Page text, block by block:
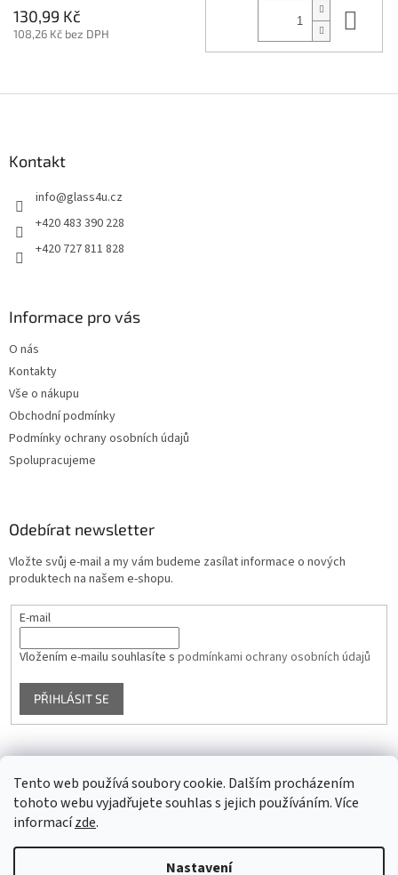
Tento web používá soubory cookie. Dalším procházením
tohoto webu vyjadřujete souhlas s jejich používáním. Více
informacízde.
Nastavení
130,99 Kč
108,26 Kč bez DPH
Kontakt
info@glass4u.cz
+420 483 390 228
+420 727 811 828
Informace pro vás
O nás
Kontakty
Vše o nákupu
Obchodní podmínky
Podmínky ochrany osobních údajů
Spolupracujeme
Odebírat newsletter
Vložte svůj e-mail a my vám budeme zasílat informace o nových
produktech na našem e-shopu.
E-mail
Vložením e-mailu souhlasíte s podmínkami ochrany osobních údajů
PŘIHLÁSIT SE
Facebook